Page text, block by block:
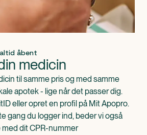
åbent
medicin
til samme pris og med samme
apotek - lige når det passer dig.
eller opret en profil på Mit Apopro.
gang du logger ind, beder vi også
dit CPR-nummer